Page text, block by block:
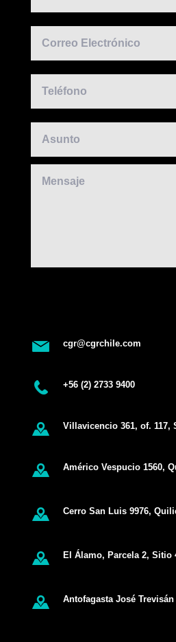
cgr@cgrchile.com
+56 (2) 2733 9400
Villavicencio 361, of. 117,
Américo Vespucio 1560,
Cerro San Luis 9976,
El Álamo, Parcela 2, Sitio
Antofagasta José Trevisán